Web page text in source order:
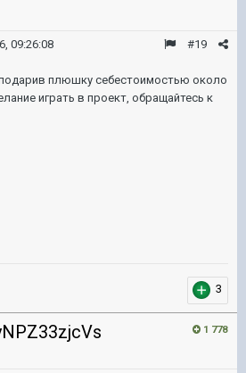
#19
09:26:08
подарив плюшку себестоимостью около
играть в проект, обращайтесь к
3
1 778